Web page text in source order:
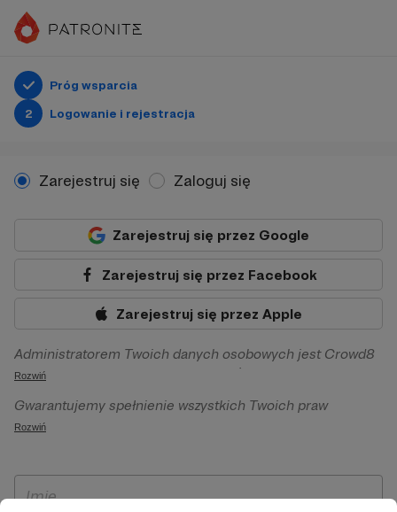
Próg wsparcia
2
Logowanie i rejestracja
Zarejestruj się Zaloguj się
Zarejestruj się przez Google
Zarejestruj się przez Facebook
Zarejestruj się przez Apple
Administratorem Twoich danych osobowych jest Crowd8
sp. z o.o. z siedziba w Warszawie, ul. Żwirki i Wigury 16, 02-
092 Warszawa. Twoje dane osobowe będą przetwarzane w
szczególności w celu wykonania umowy zawartej z Tobą, w
Patronite.pl, w tym możliwości dokonywania oraz
otrzymywania wsparcia na naszej platformie oraz
Rozwiń
Gwarantujemy spełnienie wszystkich Twoich praw
wynikających z ogólnego rozporządzenia o ochronie
ich przenoszenia, niepodlegania zautomatyzowanemu
Rozwiń